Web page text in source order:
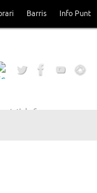
Barris Info Punt
Ildefons